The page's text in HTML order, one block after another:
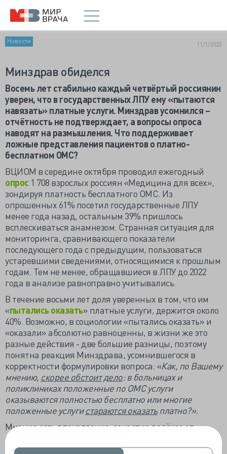
Новости 11/1/2023
Минздрав обиделся
Восемь лет стабильно каждый четвёртый россиянин
уверен, что в государственных ЛПУ ему «пытаются
навязать» платные услуги. Минздрав усомнился –
отчётность не подтверждает, а вопросы опроса
наводят на размышления. Что поддерживает
ложные представления пациентов о платно-
бесплатном ОМС?
ВЦИОМ в середине октября проводил ежегодный
опрос 1 708 взрослых россиян «Медицина для всех»,
зондируя платность бесплатного ОМС. Из
опрошенных 61% посетил государственные ЛПУ
менее года назад, остальным 39% пришлось
всплескиваться анамнезом. Странная ситуация для
мониторинга, сравнивающего показатели
последующего года с предыдущим, пользоваться
устаревшими сведениями, относящимися к прошлым
годам. Тем не менее, обращавшиеся в ЛПУ до 2022
года в анализе равноправно учитывались.
В течение восьми лет доля уверенных в том, что им
«пытались оказать» платные услуги, держится около
40%. Возможно, в социологии «пытались оказать» и
«оказали» абсолютно равноценны, в жизни же это
разные действия - две большие разницы, поэтому
понятна реакция Минздрава, усомнившегося в
корректности формулировки вопроса: «Как, по Вашему
мнению, скорее обстоит дело: в больницах и
поликлиниках положенные по ОМС услуги
оказываются полностью бесплатно или многие
положенные услугистараются оказатьплатно?».
Мнение есть впечатление, зачастую далёкое от
реальности, а «скорее обстоит дело» - вообще не об
объективной реальности. Концовка вопроса смутит